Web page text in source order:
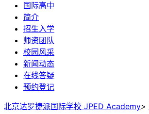
国际高中
简介
招生入学
师资团队
校园风采
新闻动态
在线答疑
预约登记
北京达罗捷派国际学校 JPED Academy>